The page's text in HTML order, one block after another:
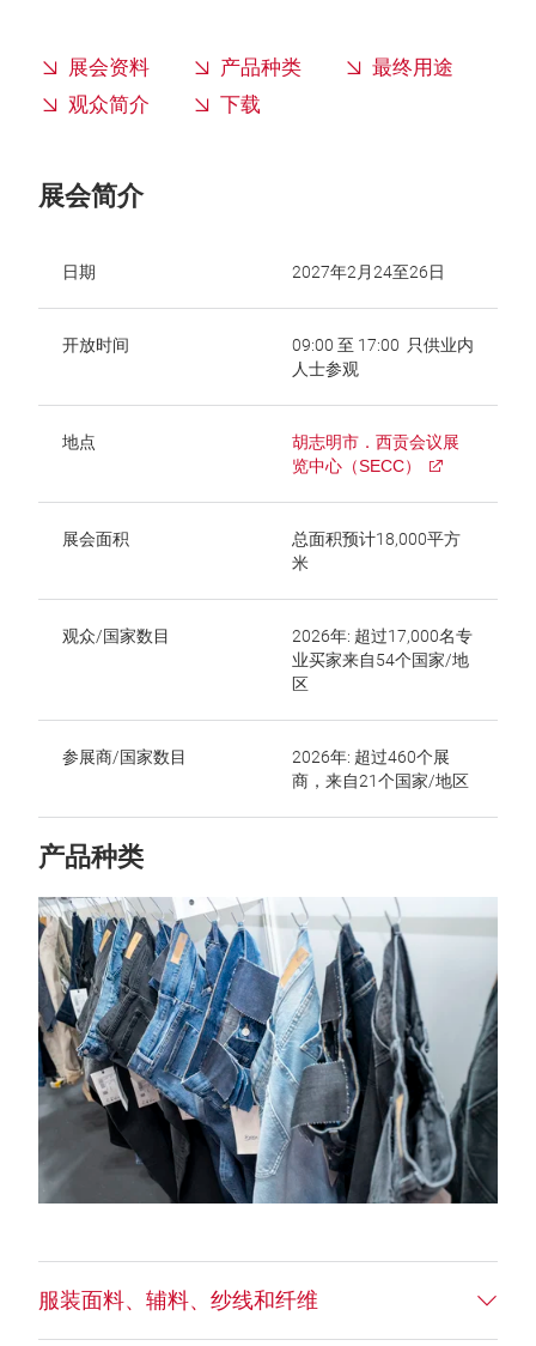
展会资料 产品种类
最终用途
观众简介
下载
展会简介
日期 2027年2月24至26日
开放时间
09:00 至 17:00 只供业内
人士参观
地点
胡志明市．西贡会议展
览中心（SECC）
展会面积
总面积预计18,000平方
米
观众/国家数目
2026年: 超过17,000名专
业买家来自54个国家/地
区
参展商/国家数目
2026年: 超过460个展
商，来自21个国家/地区
产品种类
服装面料、辅料、纱线和纤维